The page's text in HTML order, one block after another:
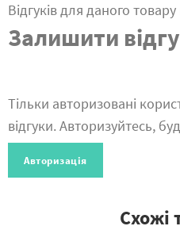
Відгуків для даного
Залишити
Тільки авторизовані
відгуки. Авторизуйтесь,
Авторизація
Схожі